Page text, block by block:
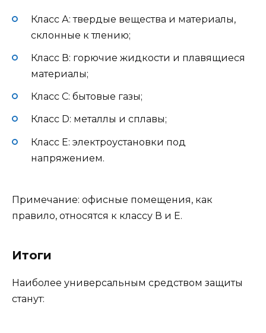
Класс А: твердые вещества и материалы,
склонные к тлению;
Класс В: горючие жидкости и плавящиеся
материалы;
Класс С: бытовые газы;
Класс D: металлы и сплавы;
Класс E: электроустановки под
напряжением.
Примечание: офисные помещения, как
правило, относятся к классу В и Е.
Итоги
Наиболее универсальным средством защиты
станут: